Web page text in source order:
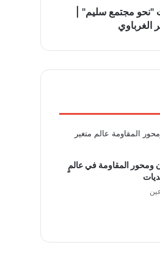
مجتمع سليم" |
الغرباوي
ومحور المقاومة في عالمٍ